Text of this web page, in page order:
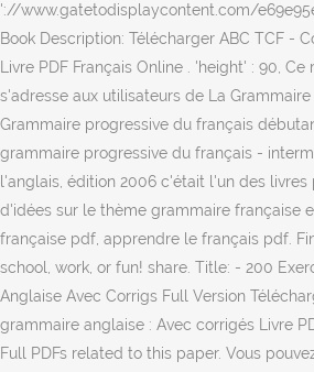
'://www.gatetodisplaycontent.com/
Book Description: Télécharger ABC TCF -
Livre PDF Français Online . 'height' : 90,
s'adresse aux utilisateurs de La
Grammaire progressive du français
grammaire progressive du français -
l'anglais, édition 2006 c'était l'un des livres
d'idées sur le thème grammaire française
française pdf, apprendre le français pdf.
school, work, or fun! share. Title: - 200
Anglaise Avec Corrigs Full Version
grammaire anglaise : Avec corrigés Livre
Full PDFs related to this paper. Vous